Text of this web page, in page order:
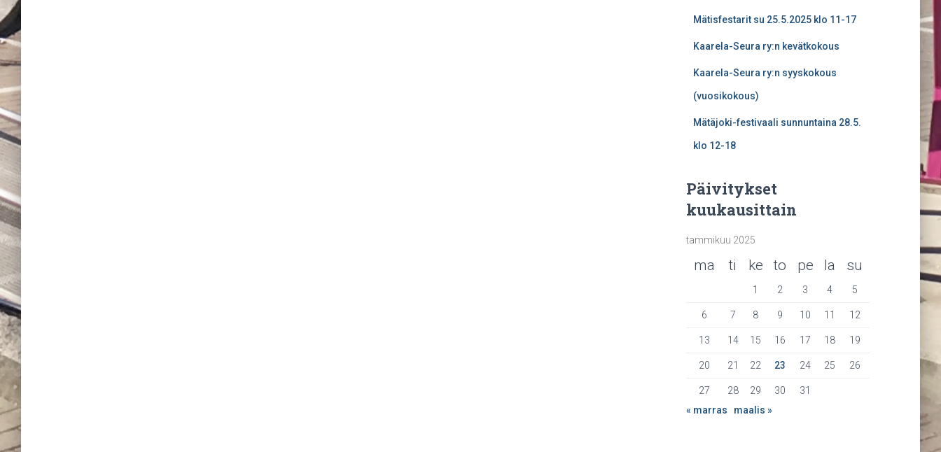
Mätisfestarit su 25.5.2025 klo 11-17
Kaarela-Seura ry:n kevätkokous
Kaarela-Seura ry:n syyskokous
(vuosikokous)
Mätäjoki-festivaali sunnuntaina 28.5.
klo 12-18
Päivitykset
kuukausittain
tammikuu 2025
ma ti ke to pe la su
1 2 3 4 5
6 7 8 9 10 11 12
13 14 15 16 17 18 19
20 21 22 23 24 25 26
27 28 29 30
31
« marras
maalis »